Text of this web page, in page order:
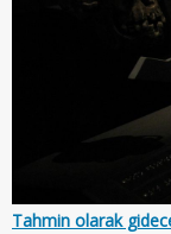
Tahmin olarak